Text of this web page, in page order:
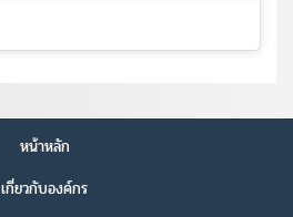
หน้าหลัก
เกี่ยวกับองค์กร